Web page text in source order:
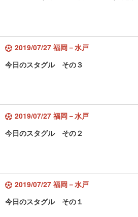
2019/07/27 福岡－水戸
今日のスタグル その３
2019/07/27 福岡－水戸
今日のスタグル その２
2019/07/27 福岡－水戸
今日のスタグル その１